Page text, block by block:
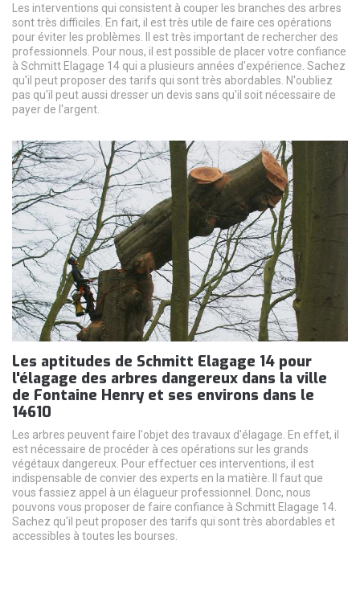
Les interventions qui consistent à couper les branches des arbres
sont très difficiles. En fait, il est très utile de faire ces opérations
pour éviter les problèmes. Il est très important de rechercher des
professionnels. Pour nous, il est possible de placer votre confiance
à Schmitt Elagage 14 qui a plusieurs années d'expérience. Sachez
qu'il peut proposer des tarifs qui sont très abordables. N'oubliez
pas qu'il peut aussi dresser un devis sans qu'il soit nécessaire de
payer de l'argent.
Les aptitudes de Schmitt Elagage 14 pour
l'élagage des arbres dangereux dans la ville
de Fontaine Henry et ses environs dans le
14610
Les arbres peuvent faire l'objet des travaux d'élagage. En effet, il
est nécessaire de procéder à ces opérations sur les grands
végétaux dangereux. Pour effectuer ces interventions, il est
indispensable de convier des experts en la matière. Il faut que
vous fassiez appel à un élagueur professionnel. Donc, nous
pouvons vous proposer de faire confiance à Schmitt Elagage 14.
Sachez qu'il peut proposer des tarifs qui sont très abordables et
accessibles à toutes les bourses.